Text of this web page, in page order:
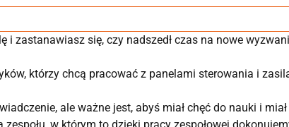
i zastanawiasz się, czy nadszedł czas na nowe
którzy chcą pracować z panelami sterowania i
ale ważne jest, abyś miał chęć do nauki i